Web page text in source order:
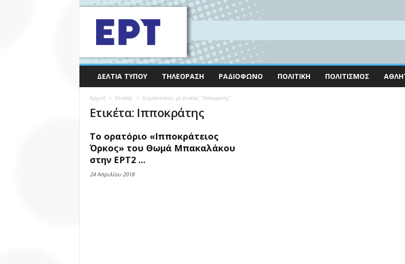
ΔΕΛΤΊΑ ΤΎΠΟΥ ΤΗΛΕΌΡΑΣΗ ΡΑΔΙΌΦΩΝΟ ΠΟΛΙΤΙΚΉ ΠΟΛΙΤΙΣΜΌΣ
Αρχική Ετικέτες Δημοσιεύσεις με ετικέτες "Ιπποκράτης"
Ετικέτα: Ιπποκράτης
Το ορατόριο «Ιπποκράτειος
Όρκος» του Θωμά Μπακαλάκου
στην ΕΡΤ2 ...
24 Απριλίου 2018